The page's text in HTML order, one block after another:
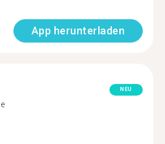
App herunterladen
NEU